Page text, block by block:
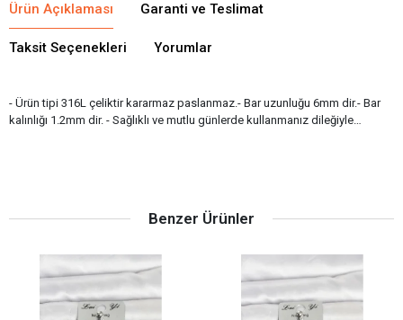
Ürün Açıklaması Garanti ve Teslimat
Taksit Seçenekleri Yorumlar
- Ürün tipi 316L çeliktir kararmaz paslanmaz.- Bar uzunluğu 6mm dir.- Bar
kalınlığı 1.2mm dir. - Sağlıklı ve mutlu günlerde kullanmanız dileğiyle…
Benzer Ürünler